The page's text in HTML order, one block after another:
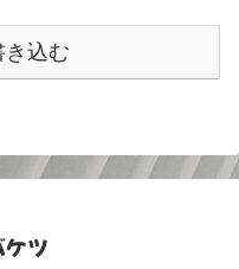
き込む
ツ